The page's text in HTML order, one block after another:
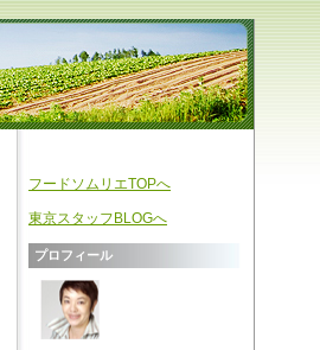
フードソムリエTOPへ
東京スタッフBLOGへ
プロフィール